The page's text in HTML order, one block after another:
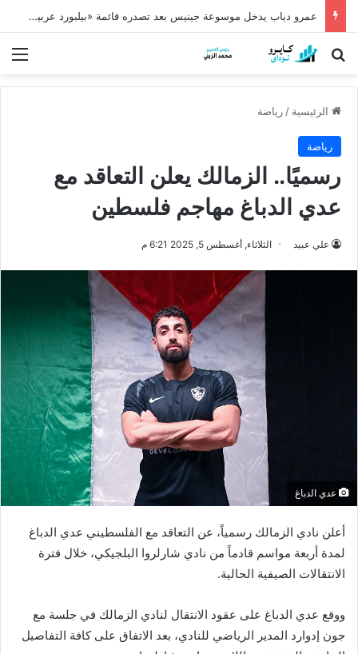
عمرو دياب يدخل موسوعة جينيس بعد تصدره قائمة «بيلبورد عربية» لـ68 أسبوعًا
بحث عن
الرئيسية / رياضة
رياضة
رسميًا.. الزمالك يعلن التعاقد مع
عدي الدباغ مهاجم فلسطين
علي عبيد الثلاثاء, أغسطس 5, 2025 6:21 م
عدي الدباغ
أعلن نادي الزمالك رسمياً، عن التعاقد مع الفلسطيني عدي الدباغ
لمدة أربعة مواسم قادماً من نادي شارلروا البلجيكي، خلال فترة
الانتقالات الصيفية الحالية.
ووقع عدي الدباغ على عقود الانتقال لنادي الزمالك في جلسة مع
جون إدوارد المدير الرياضي للنادي، بعد الاتفاق على كافة التفاصيل